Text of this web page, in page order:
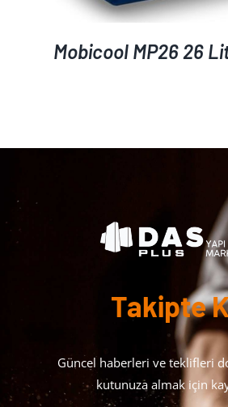
Mobicool MP26 26
Takipte
Güncel haberleri ve teklifleri
kutunuza almak için